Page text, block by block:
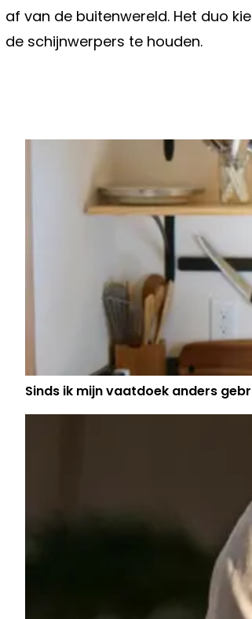
af van de buitenwereld. Het duo
de schijnwerpers te houden.
AAN
Sinds ik mijn vaatdoek anders